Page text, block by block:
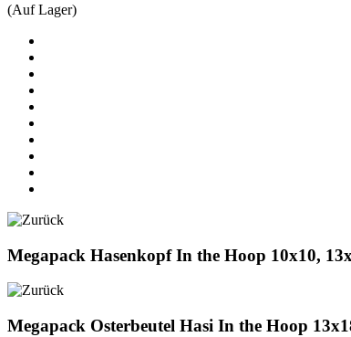
(Auf Lager)
Megapack Hasenkopf In the Hoop 10x10,
Megapack Osterbeutel Hasi In the Hoop